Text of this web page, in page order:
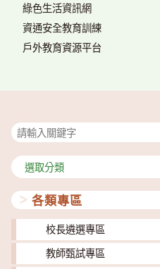
綠色生活資訊網
資通安全教育訓練
戶外教育資源平台
分
類
各類專區
校長遴選專區
教師甄試專區